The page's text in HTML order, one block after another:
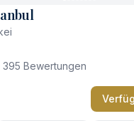
395 Bewertungen